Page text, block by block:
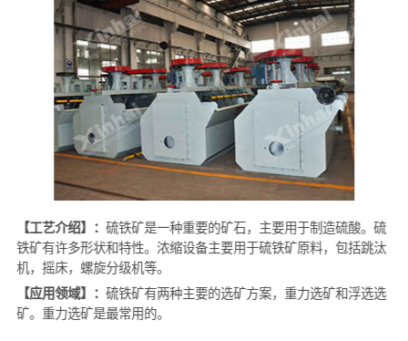
【工艺介绍】： 硫铁矿是一种重要的矿石，主要用于制造硫酸。硫
铁矿有许多形状和特性。浓缩设备主要用于硫铁矿原料，包括跳汰
机，摇床，螺旋分级机等。
【应用领域】： 硫铁矿有两种主要的选矿方案，重力选矿和浮选选
矿。重力选矿是最常用的。